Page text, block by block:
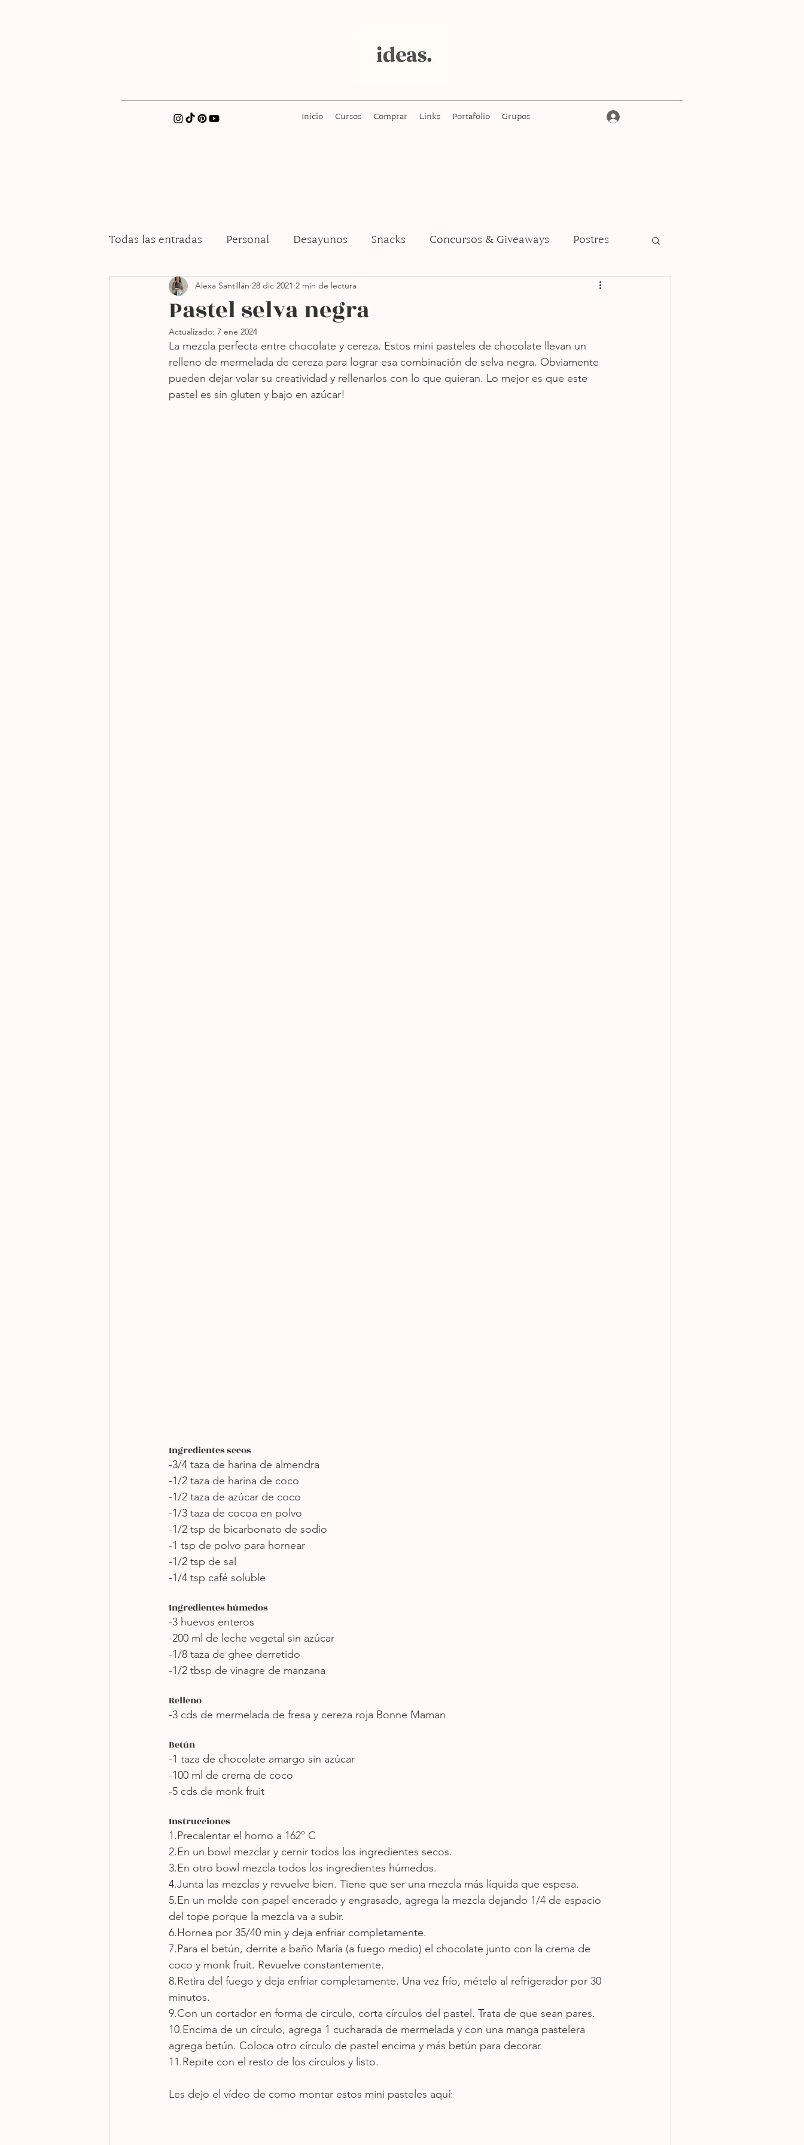
xatellez@gmail.com Inicio Cursos Comprar Links Portafolio Grupos
Todas las entradas Personal Desayunos Snacks Concursos & Giveaways Postres
Side dishes Navidad Thanksgiving Plato fuerte
Freidora de aire Sin horno
Pastel selva negra
Alexa Santillán 28 dic 2021 2 min de lectura
Actualizado: 7 ene 2024
La mezcla perfecta entre chocolate y cereza. Estos mini pasteles de chocolate llevan un
relleno de mermelada de cereza para lograr esa combinación de selva negra. Obviamente
pueden dejar volar su creatividad y rellenarlos con lo que quieran. Lo mejor es que este
pastel es sin gluten y bajo en azúcar!
Ingredientes secos
-3/4 taza de harina de almendra
-1/2 taza de harina de coco
-1/2 taza de azúcar de coco
-1/3 taza de cocoa en polvo
-1/2 tsp de bicarbonato de sodio
-1 tsp de polvo para hornear
-1/2 tsp de sal
-1/4 tsp café soluble
Ingredientes húmedos
-3 huevos enteros
-200 ml de leche vegetal sin azúcar
-1/8 taza de ghee derretido
-1/2 tbsp de vinagre de manzana
Relleno
-3 cds de mermelada de fresa y cereza roja Bonne Maman
Betún
-1 taza de chocolate amargo sin azúcar
-100 ml de crema de coco
-5 cds de monk fruit
Instrucciones
1.Precalentar el horno a 162º C
2.En un bowl mezclar y cernir todos los ingredientes secos.
3.En otro bowl mezcla todos los ingredientes húmedos.
4.Junta las mezclas y revuelve bien. Tiene que ser una mezcla más líquida que espesa.
5.En un molde con papel encerado y engrasado, agrega la mezcla dejando 1/4 de espacio
del tope porque la mezcla va a subir.
6.Hornea por 35/40 min y deja enfriar completamente.
7.Para el betún, derrite a baño María (a fuego medio) el chocolate junto con la crema de
coco y monk fruit. Revuelve constantemente.
8.Retira del fuego y deja enfriar completamente. Una vez frío, mételo al refrigerador por 30
minutos.
9.Con un cortador en forma de circulo, corta círculos del pastel. Trata de que sean pares.
10.Encima de un círculo, agrega 1 cucharada de mermelada y con una manga pastelera
agrega betún. Coloca otro círculo de pastel encima y más betún para decorar.
11.Repite con el resto de los círculos y listo.
Les dejo el vídeo de como montar estos mini pasteles aquí: